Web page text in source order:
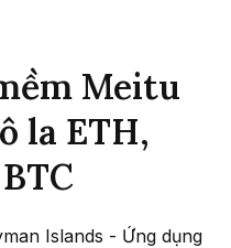
Meitu
la ETH,
Islands - Ứng dụng